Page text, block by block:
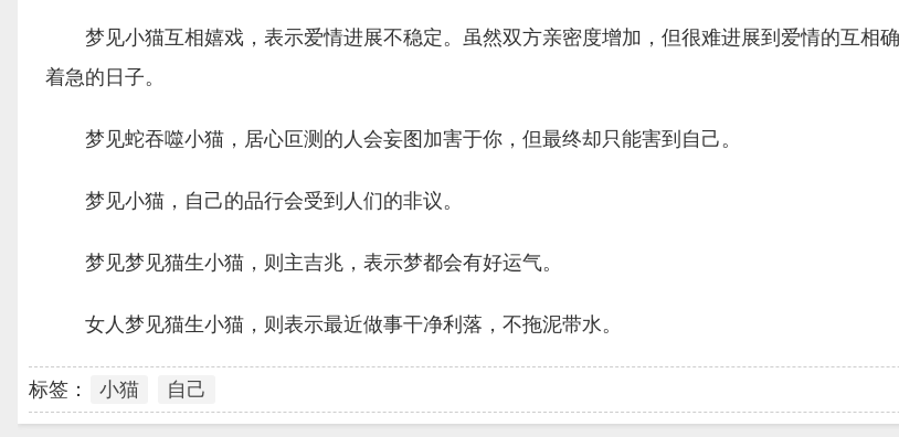
梦见小猫互相嬉戏，表示爱情进展不稳定。虽然双方亲密度增加，但很难进展到爱情的互相
着急的日子。
梦见蛇吞噬小猫，居心叵测的人会妄图加害于你，但最终却只能害到自己。
梦见小猫，自己的品行会受到人们的非议。
梦见梦见猫生小猫，则主吉兆，表示梦都会有好运气。
女人梦见猫生小猫，则表示最近做事干净利落，不拖泥带水。
标签： 小猫 自己